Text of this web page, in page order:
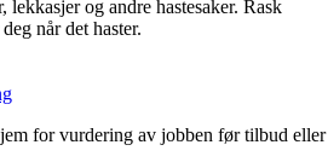
lekkasjer og andre hastesaker. Rask
når det haster.
for vurdering av jobben før tilbud eller